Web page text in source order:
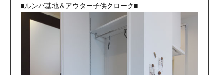
■ルンバ基地＆アウター子供クローク■